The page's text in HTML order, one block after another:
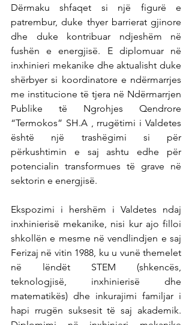
Dërmaku shfaqet si një figurë e
patrembur, duke thyer barrierat gjinore
dhe duke kontribuar ndjeshëm në
fushën e energjisë. E diplomuar në
inxhinieri mekanike dhe aktualisht duke
shërbyer si koordinatore e ndërmarrjes
me institucione të tjera në Ndërmarrjen
Publike të Ngrohjes Qendrore
“Termokos” SH.A , rrugëtimi i Valdetes
është një trashëgimi si për
përkushtimin e saj ashtu edhe për
potencialin transformues të grave në
sektorin e energjisë.
Ekspozimi i hershëm i Valdetes ndaj
inxhinierisë mekanike, nisi kur ajo filloi
shkollën e mesme në vendlindjen e saj
Ferizaj në vitin 1988, ku u vunë themelet
në lëndët STEM (shkencës,
teknologjisë, inxhinierisë dhe
matematikës) dhe inkurajimi familjar i
hapi rrugën suksesit të saj akademik.